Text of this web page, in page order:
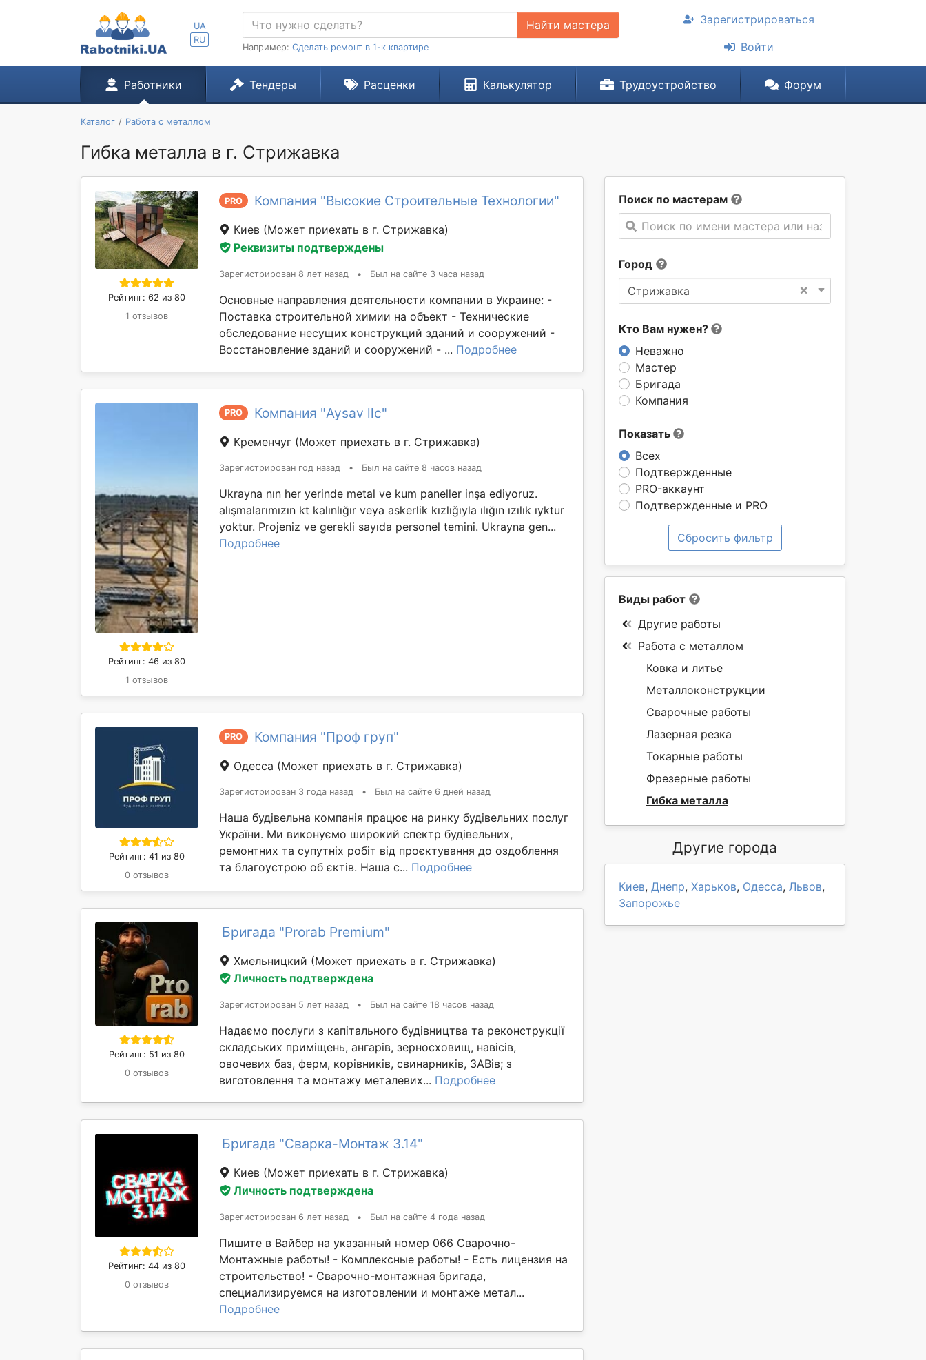
UA
RU
Найти мастера
Например: Сделать ремонт в 1-к квартире
Зарегистрироваться
Войти
Работники Тендеры Расценки Калькулятор Трудоустройство Форум
Каталог Работа с металлом
Гибка металла в г. Стрижавка
Поиск по мастерам
Поиск по имени мастера или названии компании
Город
×
Стрижавка
Кто Вам нужен?
Неважно
Мастер
Бригада
Компания
Показать
Всех
Подтвержденные
PRO-аккаунт
Подтвержденные и PRO
Сбросить фильтр
Рейтинг: 62 из 80
1 отзывов
PRO Компания "Высокие Строительные Технологии"
Киев (Может приехать в г. Стрижавка)
Реквизиты подтверждены
Зарегистрирован 8 лет назад • Был на сайте 3 часа назад
Основные направления деятельности компании в Украине: -
Поставка строительной химии на объект - Технические
обследование несущих конструкций зданий и сооружений -
Восстановление зданий и сооружений - ... Подробнее
Рейтинг: 46 из 80
1 отзывов
PRO Компания "Aysav llc"
Кременчуг (Может приехать в г. Стрижавка)
Зарегистрирован год назад • Был на сайте 8 часов назад
Ukrayna nın her yerinde metal ve kum paneller inşa ediyoruz.
alışmalarımızın kt kalınlığır veya askerlik kızlığıyla ılığın ızılık ıyktur
yoktur. Projeniz ve gerekli sayıda personel temini. Ukrayna gen...
Подробнее
Рейтинг: 41 из 80
0 отзывов
PRO Компания "Проф груп"
Одесса (Может приехать в г. Стрижавка)
Зарегистрирован 3 года назад • Был на сайте 6 дней назад
Наша будівельна компанія працює на ринку будівельних послуг
України. Ми виконуємо широкий спектр будівельних,
ремонтних та супутніх робіт від проєктування до оздоблення
та благоустрою об єктів. Наша с... Подробнее
Рейтинг: 51 из 80
0 отзывов
Бригада "Prorab Premium"
Хмельницкий (Может приехать в г. Стрижавка)
Личность подтверждена
Зарегистрирован 5 лет назад • Был на сайте 18 часов назад
Надаємо послуги з капітального будівництва та реконструкції
складських приміщень, ангарів, зерносховищ, навісів,
овочевих баз, ферм, корівників, свинарників, ЗАВів; з
виготовлення та монтажу металевих... Подробнее
Рейтинг: 44 из 80
0 отзывов
Бригада "Сварка-Монтаж 3.14"
Киев (Может приехать в г. Стрижавка)
Личность подтверждена
Зарегистрирован 6 лет назад • Был на сайте 4 года назад
Пишите в Вайбер на указанный номер 066 Сварочно-
Монтажные работы! - Комплексные работы! - Есть лицензия на
строительство! - Сварочно-монтажная бригада,
специализируемся на изготовлении и монтаже метал...
Подробнее
Виды работ
Другие работы
Работа с металлом
Ковка и литье
Металлоконструкции
Сварочные работы
Лазерная резка
Токарные работы
Фрезерные работы
Гибка металла
Другие города
Киев, Днепр, Харьков, Одесса, Львов,
Запорожье